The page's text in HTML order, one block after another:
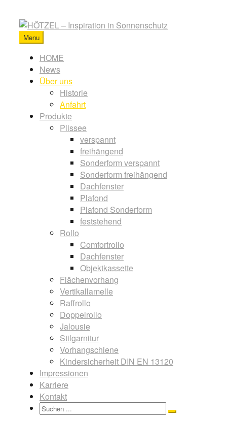
content
HÖTZEL
Inspiration
Sonnenschutz
Menu
Primary
menu
HOME
News
Über uns
Historie
Anfahrt
Produkte
Plissee
verspannt
freihängend
Sonderform verspannt
Sonderform freihängend
Dachfenster
Plafond
Plafond Sonderform
feststehend
Rollo
Comfortrollo
Dachfenster
Objektkassette
Flächenvorhang
Vertikallamelle
Raffrollo
Doppelrollo
Jalousie
Stilgarnitur
Vorhangschiene
Kindersicherheit DIN EN 13120
Impressionen
Karriere
Kontakt
Search
Search